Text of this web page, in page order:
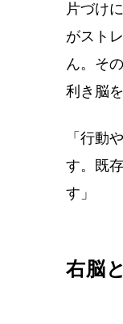
片づけ
がスト
ん。そ
利き脳
「行動
す。既
す」
右脳